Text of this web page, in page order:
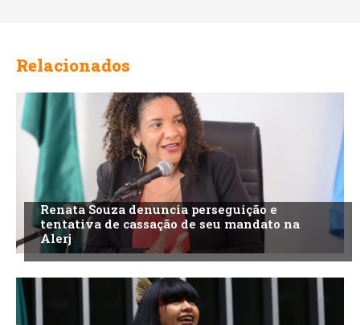
Relacionados
Renata Souza denuncia perseguição e
tentativa de cassação de seu mandato na
Alerj